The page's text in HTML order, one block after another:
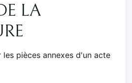
LA
pièces annexes d'un acte